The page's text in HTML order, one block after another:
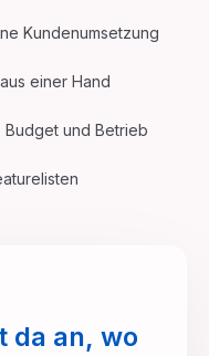
Kundenumsetzung
einer Hand
und Betrieb
da an, wo